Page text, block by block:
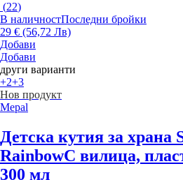
(22)
В наличностПоследни бройки
29 € (56,72 Лв)
Добави
Добави
други варианти
+2+3
Нов продукт
Mepal
Детска кутия за храна
RainbowС вилица,
300 мл